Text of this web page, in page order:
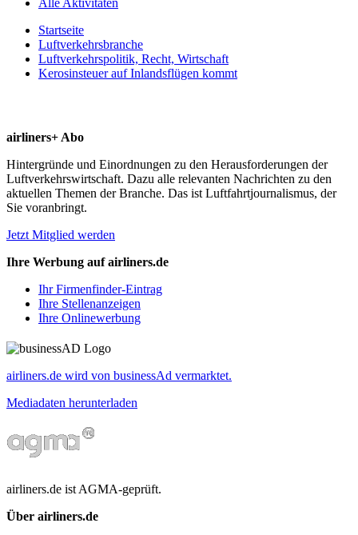
Startseite
Luftverkehrsbranche
Luftverkehrspolitik, Recht, Wirtschaft
Kerosinsteuer auf Inlandsflügen kommt
airliners+ Abo
Hintergründe und Einordnungen zu den Herausforderungen der
Luftverkehrswirtschaft. Dazu alle relevanten Nachrichten zu den
aktuellen Themen der Branche. Das ist Luftfahrtjournalismus, der
Sie voranbringt.
Jetzt Mitglied werden
Ihre Werbung auf airliners.de
Ihr Firmenfinder-Eintrag
Ihre Stellenanzeigen
Ihre Onlinewerbung
airliners.de wird von businessAd vermarktet.
Mediadaten herunterladen
airliners.de ist AGMA-geprüft.
Über airliners.de